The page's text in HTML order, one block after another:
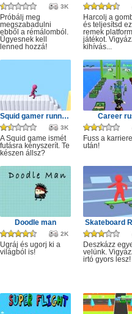
3K
Próbálj meg
megszabadulni
ebből a rémálomból.
Ügyesnek kell
lenned hozzá!
Harcolj a
és teljesítsd
remek
játékot.
kihívás...
Squid gamer runner obstacle
3K
A Squid game ismét
futásra kényszerít. Te
készen állsz?
Career
Fuss a
után!
Doodle man
2K
Ugráj és ugorj ki a
világból is!
Skateboard
Deszkázz
velünk.
irtó gyors lesz!